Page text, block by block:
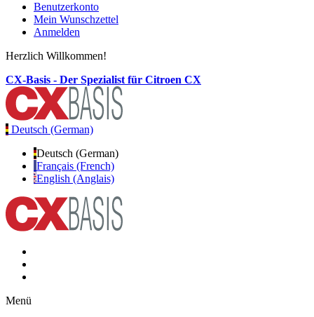
Benutzerkonto
Mein Wunschzettel
Anmelden
Herzlich Willkommen!
CX-Basis - Der Spezialist für Citroen CX
Deutsch (German)
Deutsch (German)
Français (French)
English (Anglais)
Menü